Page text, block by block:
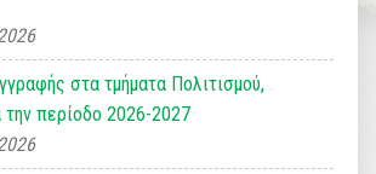
στα τμήματα Πολιτισμού,
την περίοδο 2026-2027